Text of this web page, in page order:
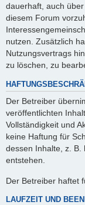
dauerhaft, auch
diesem Forum
nutzen. Zusätzlich
Nutzungsvertrags
zu löschen, zu
Der Betreiber
veröffentlichten
Vollständigkeit und
keine Haftung für
dessen Inhalte, z. B.
entstehen.
Der Betreiber haftet
LAUFZEIT UND